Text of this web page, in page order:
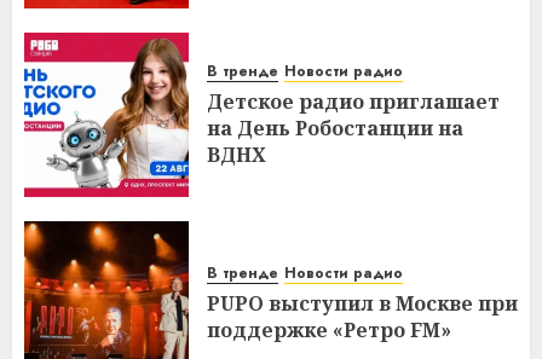
В тренде Новости радио
Детское радио приглашает
на День Робостанции на
ВДНХ
В тренде Новости радио
PUPO выступил в Москве при
поддержке «Ретро FM»